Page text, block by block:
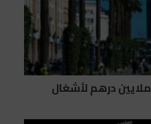
وكالة أبي رقراق تخصص 5.04 ملايين درهم لأشغال